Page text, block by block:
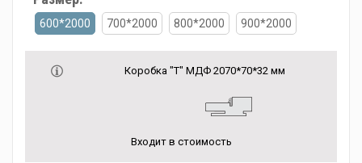
600*2000 700*2000 800*2000 900*2000
Коробка "Т" МДФ 2070*70*32 мм
Входит в стоимость